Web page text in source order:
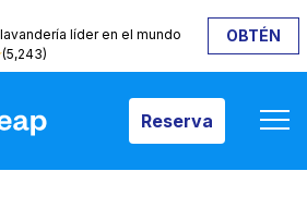
líder en el mundo
(5,243)
OBTÉN
Reserva
Reserva